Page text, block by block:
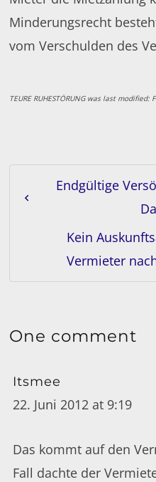
Minderungsrecht
vom Verschulden des
TEURE RUHESTÖRUNGwas last modified:
Endgültige
Kein
Vermieter
One comment
Itsmee
22. Juni 2012 at 9:19
Das kommt auf den
Fall dachte der